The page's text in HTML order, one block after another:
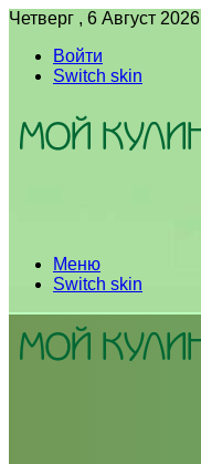
Четверг , 6 Август 2026
Войти
Switch skin
Меню
Switch skin